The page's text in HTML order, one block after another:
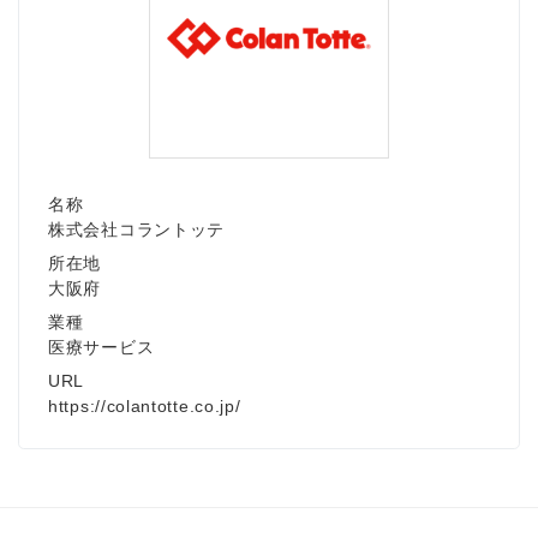
名称
株式会社コラントッテ
所在地
大阪府
業種
医療サービス
URL
https://colantotte.co.jp/